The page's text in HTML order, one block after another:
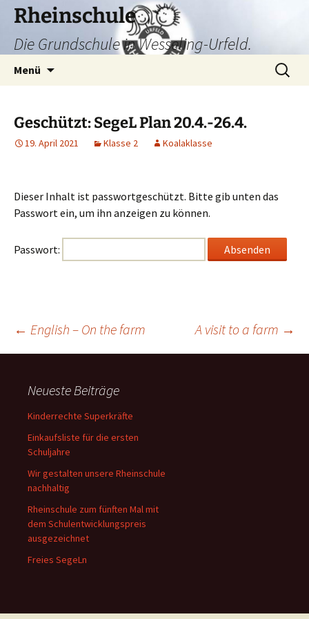
Zum
Inhalt
springen
Rheinschule
Die Grundschule in Wesseling-Urfeld.
Menü
Suchen
nach:
Geschützt: SegeL Plan 20.4.-26.4.
19. April 2021 Klasse 2 Koalaklasse
Dieser Inhalt ist passwortgeschützt. Bitte gib unten das
Passwort ein, um ihn anzeigen zu können.
Passwort:
Beitragsnavigation
← English – On the farm A visit to a farm →
Neueste Beiträge
Kinderrechte Superkräfte
Einkaufsliste für die ersten
Schuljahre
Wir gestalten unsere Rheinschule
nachhaltig
Rheinschule zum fünften Mal mit
dem Schulentwicklungspreis
ausgezeichnet
Freies SegeLn